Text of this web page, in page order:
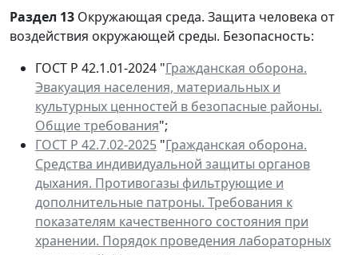
Раздел 13 Окружающая среда. Защита человека от
воздействия окружающей среды. Безопасность:
ГОСТ Р 42.1.01-2024 "Гражданская оборона.
Эвакуация населения, материальных и
культурных ценностей в безопасные районы.
Общие требования";
ГОСТ Р 42.7.02-2025 "Гражданская оборона.
Средства индивидуальной защиты органов
дыхания. Противогазы фильтрующие и
дополнительные патроны. Требования к
показателям качественного состояния при
хранении. Порядок проведения лабораторных